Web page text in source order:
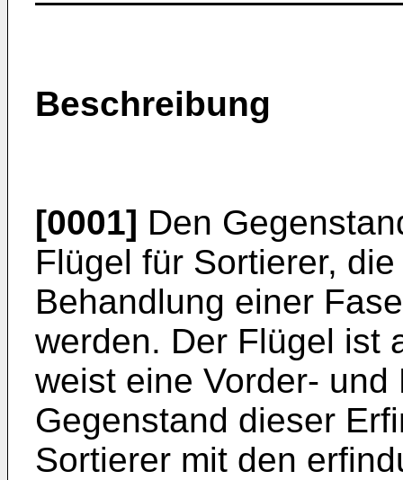
Beschreibung
[0001] Den
Flügel für Sortierer,
Behandlung einer
werden. Der Flügel ist
weist eine Vorder-
Gegenstand dieser
Sortierer mit den